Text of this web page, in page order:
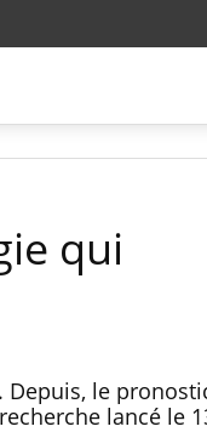
qui
le
lancé le